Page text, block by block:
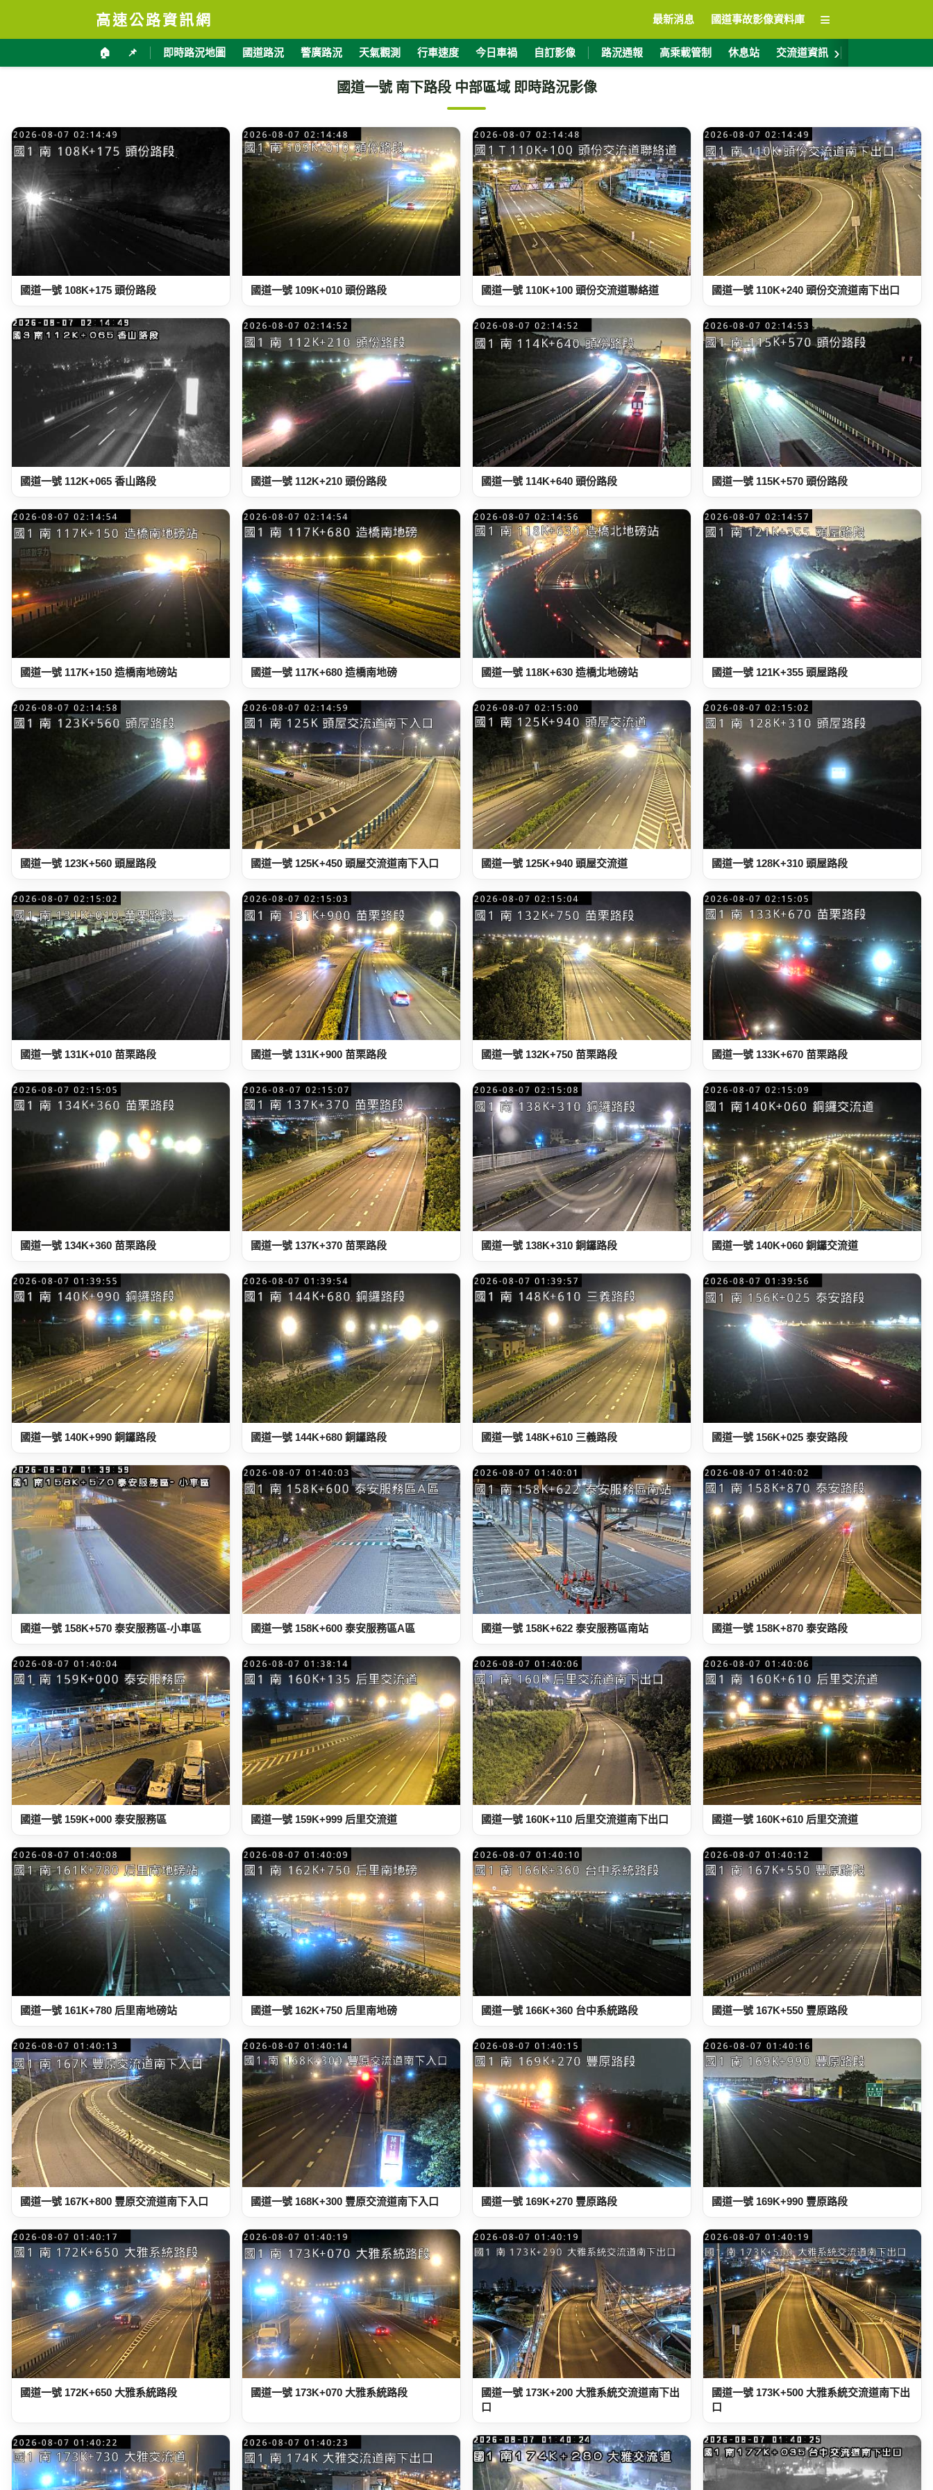
高速公路資訊網 最新消息 國道事故影像資料庫 ≡
🏠 📌 即時路況地圖 國道路況 警廣路況 天氣觀測 行車速度 今日車禍 自訂影像 路況通報 高乘載管制 休息站 交流道資訊 ›
國道一號 南下路段 中部區域 即時路況影像
國道一號 108K+175 頭份路段 國道一號 109K+010 頭份路段 國道一號 110K+100 頭份交流道聯絡道 國道一號 110K+240 頭份交流道南下出口
國道一號 112K+065 香山路段 國道一號 112K+210 頭份路段 國道一號 114K+640 頭份路段 國道一號 115K+570 頭份路段
國道一號 117K+150 造橋南地磅站 國道一號 117K+680 造橋南地磅 國道一號 118K+630 造橋北地磅站 國道一號 121K+355 頭屋路段
國道一號 123K+560 頭屋路段 國道一號 125K+450 頭屋交流道南下入口 國道一號 125K+940 頭屋交流道 國道一號 128K+310 頭屋路段
國道一號 131K+010 苗栗路段 國道一號 131K+900 苗栗路段 國道一號 132K+750 苗栗路段 國道一號 133K+670 苗栗路段
國道一號 134K+360 苗栗路段 國道一號 137K+370 苗栗路段 國道一號 138K+310 銅鑼路段 國道一號 140K+060 銅鑼交流道
國道一號 140K+990 銅鑼路段 國道一號 144K+680 銅鑼路段 國道一號 148K+610 三義路段 國道一號 156K+025 泰安路段
國道一號 158K+570 泰安服務區-小車區 國道一號 158K+600 泰安服務區A區 國道一號 158K+622 泰安服務區南站 國道一號 158K+870 泰安路段
國道一號 159K+000 泰安服務區 國道一號 159K+999 后里交流道 國道一號 160K+110 后里交流道南下出口 國道一號 160K+610 后里交流道
國道一號 161K+780 后里南地磅站 國道一號 162K+750 后里南地磅 國道一號 166K+360 台中系統路段 國道一號 167K+550 豐原路段
國道一號 167K+800 豐原交流道南下入口 國道一號 168K+300 豐原交流道南下入口 國道一號 169K+270 豐原路段 國道一號 169K+990 豐原路段
國道一號 172K+650 大雅系統路段 國道一號 173K+070 大雅系統路段
國道一號 173K+200 大雅系統交流道南下出
口
國道一號 173K+500 大雅系統交流道南下出
口